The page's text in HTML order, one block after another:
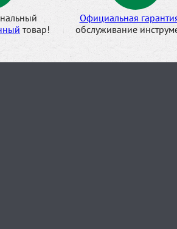
товар!
Официальная
обслуживание